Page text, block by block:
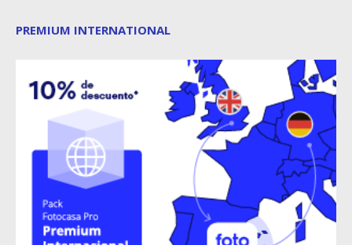
PREMIUM INTERNATIONAL